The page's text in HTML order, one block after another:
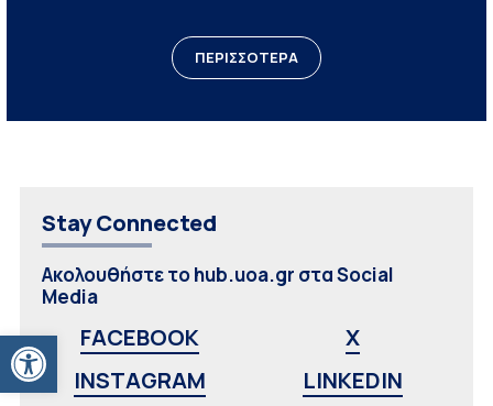
Ανοίξτε τη γραμμή εργαλείων
ΠΕΡΙΣΣΟΤΕΡΑ
Stay Connected
Ακολουθήστε το hub.uoa.gr στα Social
Media
FACEBOOK
X
INSTAGRAM
LINKEDIN